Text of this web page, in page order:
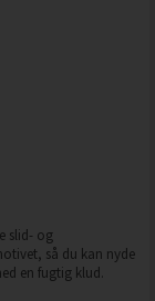
slid- og
så du kan nyde
en fugtig klud.